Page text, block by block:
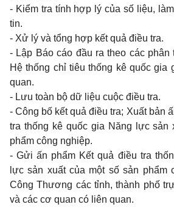
- Kiểm tra tính hợp lý của số liệu,
tin.
- Xử lý và tổng hợp kết quả điều tra.
- Lập Báo cáo đầu ra theo các
Hệ thống chỉ tiêu thống kê quốc gia
quan.
- Lưu toàn bộ dữ liệu cuộc điều tra.
- Công bố kết quả điều tra; Xuất bản
tra thống kê quốc gia Năng lực sản
phẩm công nghiệp.
- Gửi ấn phẩm Kết quả điều tra
lực sản xuất của một số sản phẩm
Công Thương các tỉnh, thành phố
và các cơ quan có liên quan.